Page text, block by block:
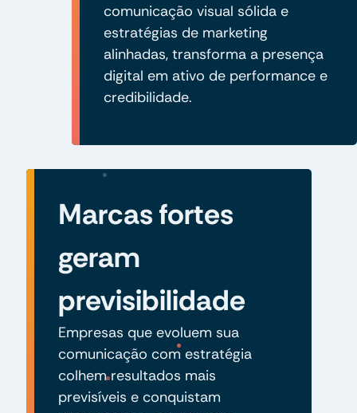
comunicação visual sólida e
estratégias de marketing
alinhadas, transforma a presença
digital em ativo de performance e
credibilidade.
Marcas fortes
geram
previsibilidade
Empresas que evoluem sua
comunicação com estratégia
colhem resultados mais
previsíveis e conquistam